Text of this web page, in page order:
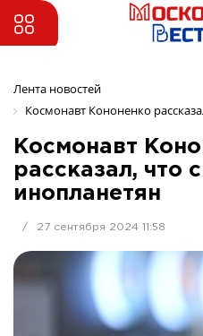
Лента новостей
Космонавт Кононенко
Космонавт
рассказал, что
инопланетян
/ 27 сентября 2024 11:58